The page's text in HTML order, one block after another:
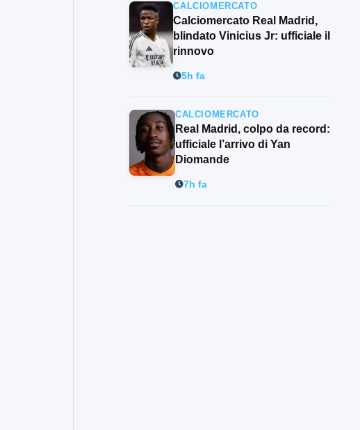
CALCIOMERCATO
Calciomercato Real Madrid,
blindato Vinicius Jr: ufficiale il
rinnovo
5h fa
CALCIOMERCATO
Real Madrid, colpo da record:
ufficiale l’arrivo di Yan
Diomande
7h fa